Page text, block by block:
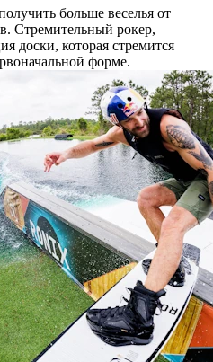
больше веселья от
Стремительный рокер,
доски, которая стремится
форме.